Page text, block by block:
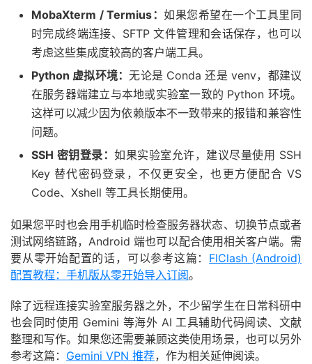
MobaXterm / Termius：如果您希望在一个工具里同
时完成终端连接、SFTP 文件管理和会话保存，也可以
考虑这些集成度较高的客户端工具。
Python 虚拟环境：无论是 Conda 还是 venv，都建议
在服务器端建立与本地或实验室一致的 Python 环境。
这样可以减少因为依赖版本不一致带来的报错和兼容性
问题。
SSH 密钥登录：如果实验室允许，建议尽量使用 SSH
Key 替代密码登录，不仅更安全，也更方便配合 VS
Code、Xshell 等工具长期使用。
如果您平时也会用手机临时检查服务器状态、切换节点或者
测试网络链路，Android 端也可以配合使用相关客户端。需
要从零开始配置的话，可以参考这篇： FlClash (Android)
配置教程：手机版从零开始导入订阅。
除了远程连接实验室服务器之外，不少留学生在日常科研中
也会同时使用 Gemini 等海外 AI 工具辅助代码阅读、文献
整理和写作。如果您还需要兼顾这类使用场景，也可以另外
参考这篇： Gemini VPN 推荐，作为相关延伸阅读。